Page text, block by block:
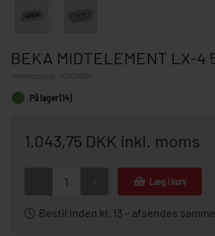
BEKA MIDTELEMENT LX-4
10109984
På lager (14)
1.043,75 DKK inkl. moms
Læg i kurv
Bestil inden kl. 13 – afsendes samme